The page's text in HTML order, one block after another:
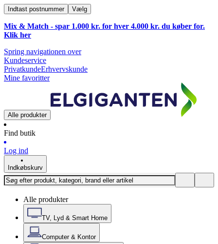
Indtast postnummer Vælg
Mix & Match - spar 1.000 kr. for hver 4.000 kr. du køber for.
Klik her
Spring navigationen over
Kundeservice
PrivatkundeErhvervskunde
Mine favoritter
Alle produkter
Find butik
Log ind
Indkøbskurv
Alle produkter
TV, Lyd & Smart Home
Computer & Kontor